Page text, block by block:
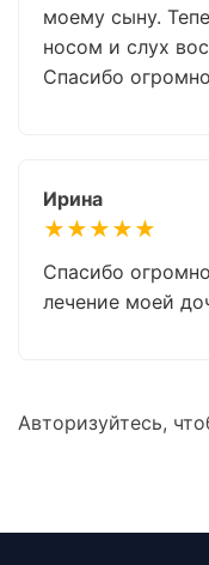
моему сыну.
носом и слух
Спасибо
Ирина
★★★★★
Cпасибо
лечение моей
Авторизуйтесь,